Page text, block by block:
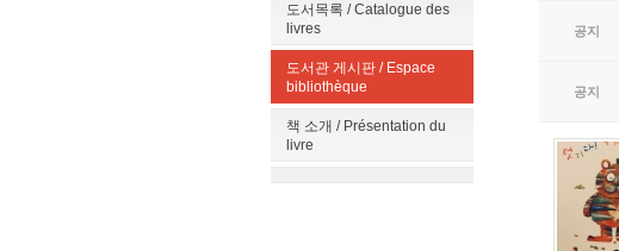
도서목록 / Catalogue des
livres
도서관 게시판 / Espace
bibliothèque
책 소개 / Présentation du
livre
공지
공지